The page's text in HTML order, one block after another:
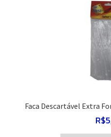
Faca Descartável Extra
R$